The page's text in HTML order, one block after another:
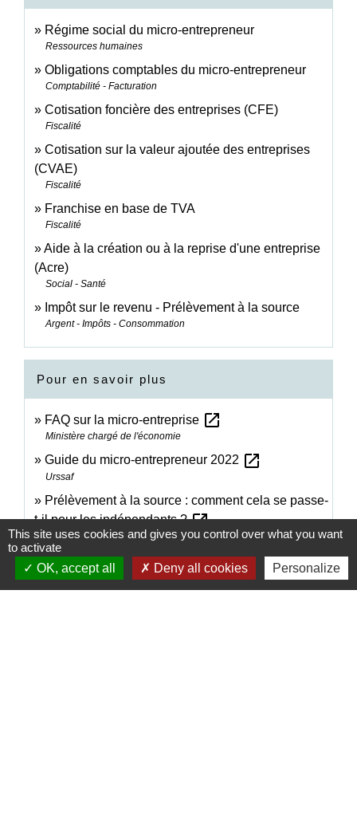
Régime social du micro-entrepreneur
Ressources humaines
Obligations comptables du micro-entrepreneur
Comptabilité - Facturation
Cotisation foncière des entreprises (CFE)
Fiscalité
Cotisation sur la valeur ajoutée des entreprises
(CVAE)
Fiscalité
Franchise en base de TVA
Fiscalité
Aide à la création ou à la reprise d'une entreprise
(Acre)
Social - Santé
Impôt sur le revenu - Prélèvement à la source
Argent - Impôts - Consommation
Pour en savoir plus
FAQ sur la micro-entreprise open_in_new
Ministère chargé de l'économie
Guide du micro-entrepreneur 2022 open_in_new
Urssaf
Prélèvement à la source : comment cela se passe-
t-il pour les indépendants ?open_in_new
Ministère chargé de l'économie
Signaler une erreur sur cette page
This site uses cookies and gives you control over what you want
to activate
OK, accept all
Deny all cookies Personalize